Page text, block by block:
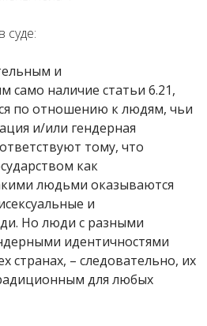
суде:
и
само наличие статьи 6.21,
по отношению к людям, чьи
и/или гендерная
тому, что
как
людьми оказываются
и
Но люди с разными
идентичностями
странах, – следовательно, их
для любых